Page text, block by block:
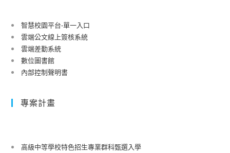
智慧校園平台-單一入口
雲端公文線上簽核系統
雲端差勤系統
數位圖書館
內部控制聲明書
專案計畫
高級中等學校特色招生專業群科甄選入學